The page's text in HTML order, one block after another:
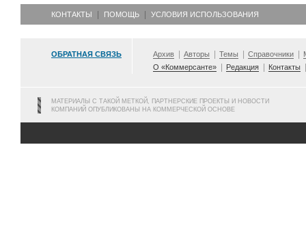
КОНТАКТЫ ПОМОЩЬ УСЛОВИЯ ИСПОЛЬЗОВАНИЯ
ОБРАТНАЯ СВЯЗЬ Архив Авторы Темы Справочники
О «Коммерсанте»
Редакция Контакты
МАТЕРИАЛЫ С ТАКОЙ МЕТКОЙ, ПАРТНЕРСКИЕ ПРОЕКТЫ И НОВОСТИ
КОМПАНИЙ ОПУБЛИКОВАНЫ НА КОММЕРЧЕСКОЙ ОСНОВЕ